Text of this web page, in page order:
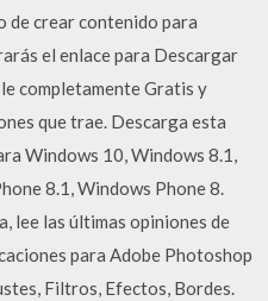
de crear contenido para
el enlace para Descargar
completamente Gratis y
que trae. Descarga esta
Windows 10, Windows 8.1,
8.1, Windows Phone 8.
lee las últimas opiniones de
para Adobe Photoshop
Filtros, Efectos, Bordes.